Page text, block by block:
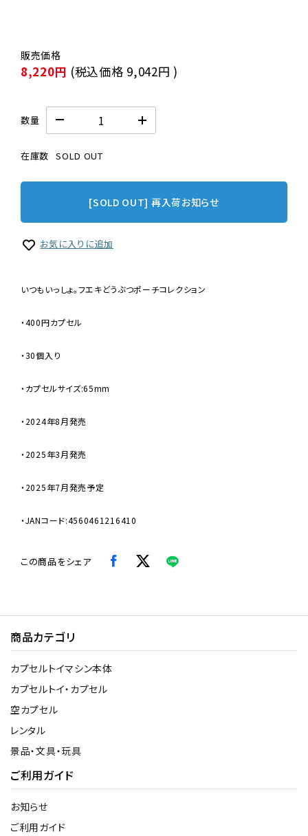
8,220円 (税込価格 9,042円 )
数量
在庫数 SOLD OUT
[SOLD OUT] 再入荷お知らせ
お気に入りに追加
いつもいっしょ。フエキどうぶつポーチコレクション
・400円カプセル
・30個入り
・カプセルサイズ:65mm
・2024年8月発売
・2025年3月発売
・2025年7月発売予定
・JANコード:4560461216410
この商品をシェア
商品カテゴリ
カプセルトイマシン本体
カプセルトイ・カプセル
空カプセル
レンタル
景品・文具・玩具
ご利用ガイド
お知らせ
ご利用ガイド